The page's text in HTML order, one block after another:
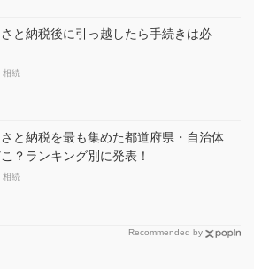
と納税後に引っ越したら手続きは必
相続
と納税を最も集めた都道府県・自治体
？ランキング別に発表！
相続
Recommended by